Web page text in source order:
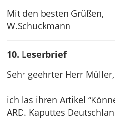
Mit den besten Grüßen,
W.Schuckmann
10. Leserbrief
Sehr geehrter Herr Müller,
ich las ihren Artikel
ARD. Kaputtes